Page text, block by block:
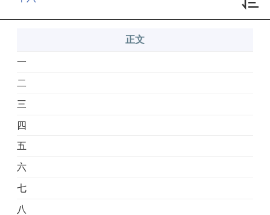
正文
一
二
三
四
五
六
七
八